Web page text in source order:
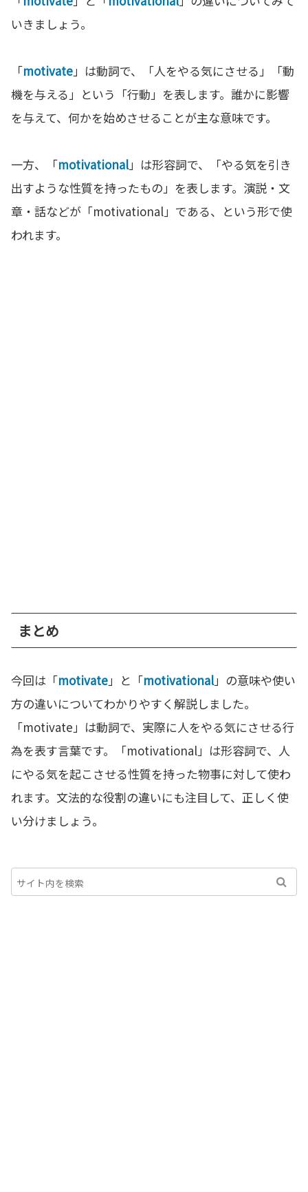
いきましょう。
「motivate」は動詞で、「人をやる気にさせる」「動
機を与える」という「行動」を表します。誰かに影響
を与えて、何かを始めさせることが主な意味です。
一方、「motivational」は形容詞で、「やる気を引き
出すような性質を持ったもの」を表します。演説・文
章・話などが「motivational」である、という形で使
われます。
まとめ
今回は「motivate」と「motivational」の意味や使い
方の違いについてわかりやすく解説しました。
「motivate」は動詞で、実際に人をやる気にさせる行
為を表す言葉です。「motivational」は形容詞で、人
にやる気を起こさせる性質を持った物事に対して使わ
れます。文法的な役割の違いにも注目して、正しく使
い分けましょう。